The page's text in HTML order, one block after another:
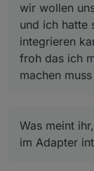
nicht
wir wollen
und ich hatte
integrieren
froh das ich
machen
Was meint
im Adapter